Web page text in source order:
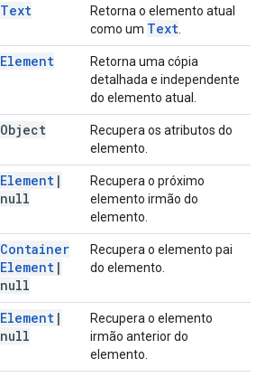
Text
Retorna o elemento atual
como um Text
Element
Retorna uma cópia
detalhada e independente
do elemento atual.
Object
Recupera os atributos do
elemento.
Element |
null
Recupera o próximo
elemento irmão do
elemento.
Container
Element |
null
Recupera o elemento pai
do elemento.
Element |
null
Recupera o elemento
irmão anterior do
elemento.